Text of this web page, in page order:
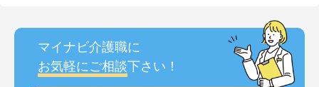
マイナビ介護職に
お気軽にご相談下さい！